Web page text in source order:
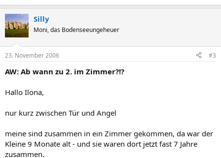
Silly
Moni, das Bodenseeungeheuer
23. November 2006 #3
AW: Ab wann zu 2. im Zimmer?!?
Hallo Ilona,
nur kurz zwischen Tür und Angel
meine sind zusammen in ein Zimmer gekommen, da war der
Kleine 9 Monate alt - und sie waren dort jetzt fast 7 Jahre
zusammen.